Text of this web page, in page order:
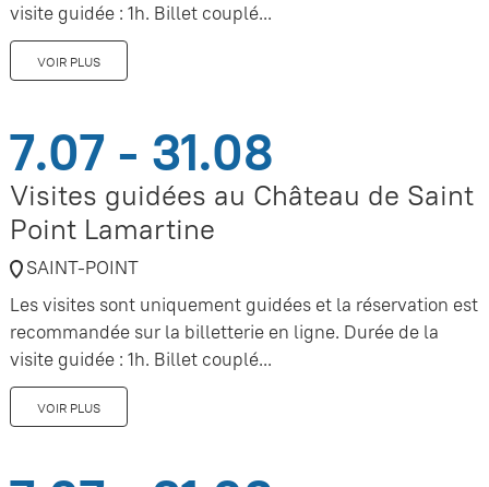
visite guidée : 1h. Billet couplé...
VOIR PLUS
7.07 - 31.08
Visites guidées au Château de Saint
Point Lamartine
SAINT-POINT
Les visites sont uniquement guidées et la réservation est
recommandée sur la billetterie en ligne. Durée de la
visite guidée : 1h. Billet couplé...
VOIR PLUS